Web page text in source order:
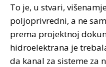
To je, u stvari,
poljoprivredni, a ne
prema projektnoj
hidroelektrana je
da kanal za sisteme za